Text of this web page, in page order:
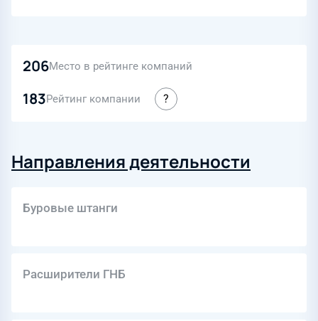
206Место в рейтинге компаний
183Рейтинг компании
Направления деятельности
Буровые штанги
Расширители ГНБ